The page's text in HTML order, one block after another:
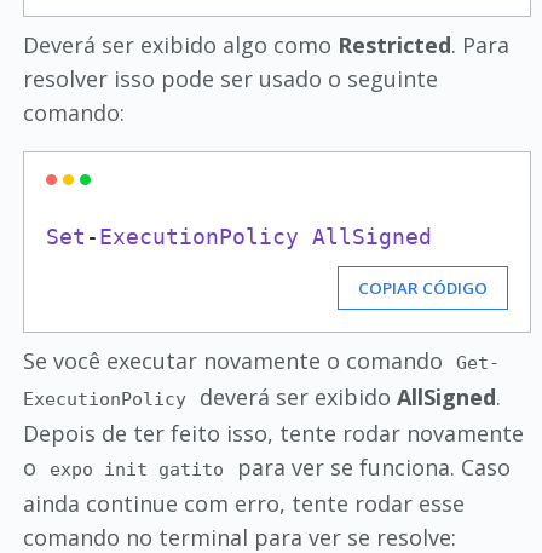
Deverá ser exibido algo como Restricted. Para
resolver isso pode ser usado o seguinte
comando:
Set -ExecutionPolicy AllSigned
COPIAR CÓDIGO
Se você executar novamente o comando
Get-
ExecutionPolicy
deverá ser exibidoAllSigned.
Depois de ter feito isso, tente rodar novamente
o
expo init gatito
para ver se funciona. Caso
ainda continue com erro, tente rodar esse
comando no terminal para ver se resolve: